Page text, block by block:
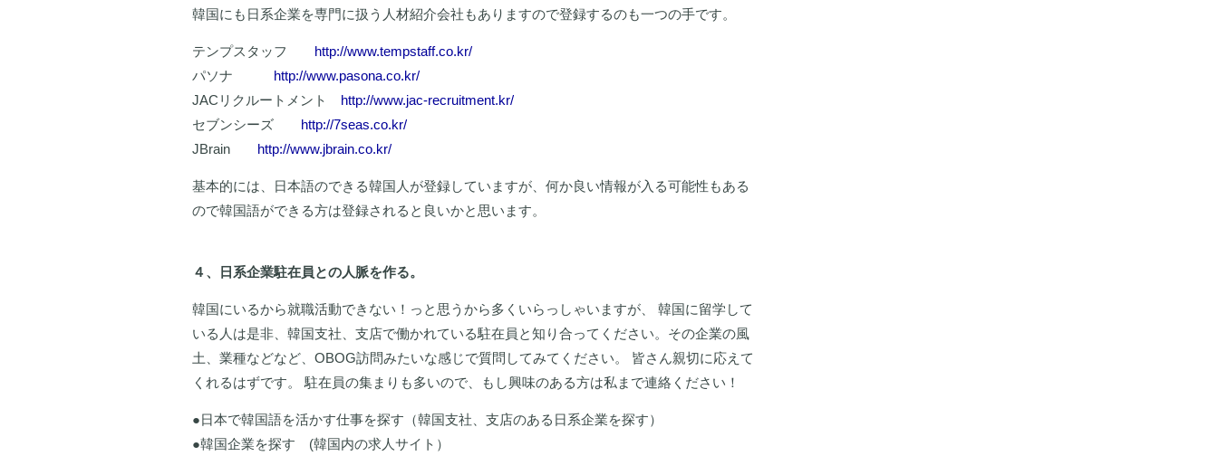
韓国にも日系企業を専門に扱う人材紹介会社もありますので登録するのも一つの手です。
テンプスタッフ http://www.tempstaff.co.kr/
パソナ http://www.pasona.co.kr/
JACリクルートメント http://www.jac-recruitment.kr/
セブンシーズ http://7seas.co.kr/
JBrain http://www.jbrain.co.kr/
基本的には、日本語のできる韓国人が登録していますが、何か良い情報が入る可能性もある
ので韓国語ができる方は登録されると良いかと思います。
４、日系企業駐在員との人脈を作る。
韓国にいるから就職活動できない！っと思うから多くいらっしゃいますが、 韓国に留学して
いる人は是非、韓国支社、支店で働かれている駐在員と知り合ってください。その企業の風
土、業種などなど、OBOG訪問みたいな感じで質問してみてください。 皆さん親切に応えて
くれるはずです。 駐在員の集まりも多いので、もし興味のある方は私まで連絡ください！
●日本で韓国語を活かす仕事を探す（韓国支社、支店のある日系企業を探す）
●韓国企業を探す (韓国内の求人サイト）